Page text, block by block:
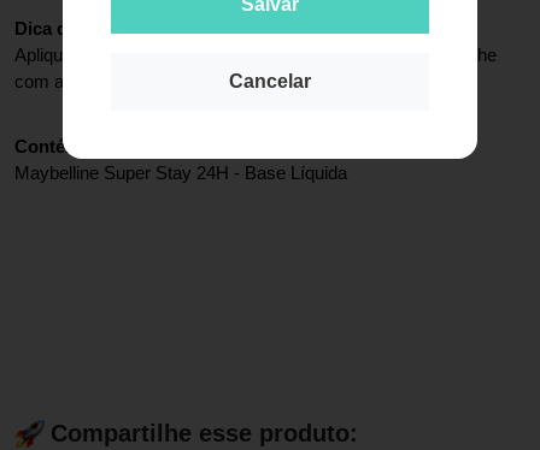
Cancelar
Dica de Aplicação:
Aplique de forma suave e uniforme por todo o rosto e espalhe
com as pontas dos dedos ou com um pincel.
Contém:
Maybelline Super Stay 24H - Base Líquida
Compartilhe esse produto: